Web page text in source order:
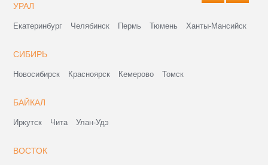
УРАЛ
Екатеринбург Челябинск Пермь Тюмень Ханты-Мансийск
СИБИРЬ
Новосибирск Красноярск Кемерово Томск
БАЙКАЛ
Иркутск Чита Улан-Удэ
ВОСТОК